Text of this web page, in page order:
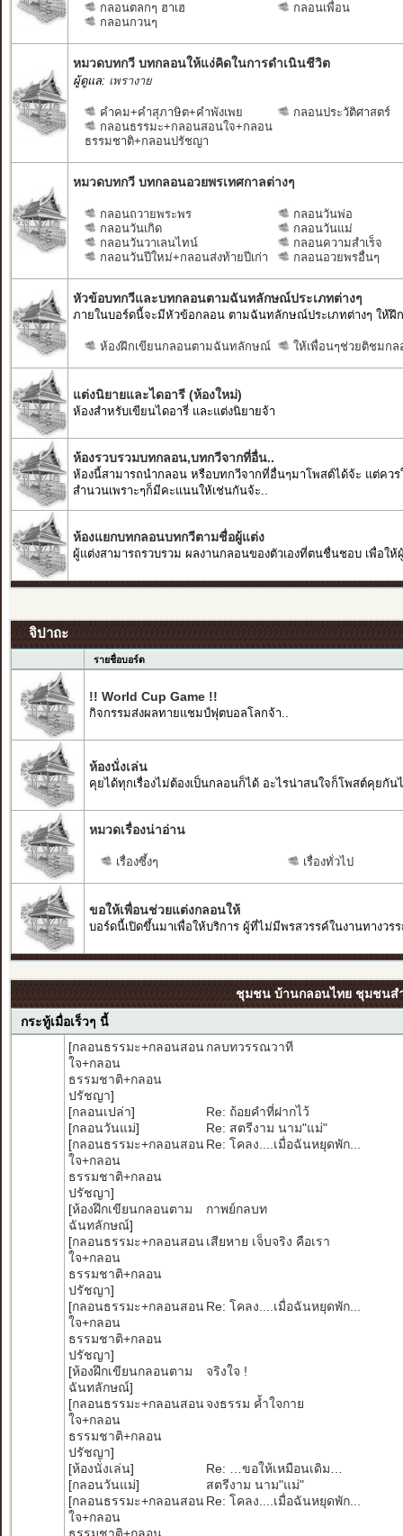
กลอนตลกๆ ฮาเฮ
กลอนกวนๆ
กลอนเพื่อน
หมวดบทกวี บทกลอนให้แง่คิดในการดำเนินชีวิต
ผู้ดูแล: เพรางาย
คำคม+คำสุภาษิต+คำพังเพย
กลอนธรรมะ+กลอนสอนใจ+กลอน
ธรรมชาติ+กลอนปรัชญา
กลอนประวัติศาสตร์
หมวดบทกวี บทกลอนอวยพรเทศกาลต่างๆ
กลอนถวายพระพร
กลอนวันเกิด
กลอนวันวาเลนไทน์
กลอนวันปีใหม่+กลอนส่งท้ายปีเก่า
กลอนวันพ่อ
กลอนวันแม่
กลอนความสำเร็จ
กลอนอวยพรอื่นๆ
หัวข้อบทกวีและบทกลอนตามฉันทลักษณ์ประเภทต่างๆ
ภายในบอร์ดนี้จะมีหัวข้อกลอน ตามฉันทลักษณ์ประเภทต่างๆ ให้ฝึ
ห้องฝึกเขียนกลอนตามฉันทลักษณ์ ให้เพื่อนๆช่วยติชมกล
แต่งนิยายและไดอารี (ห้องใหม่)
ห้องสำหรับเขียนไดอารี่ และแต่งนิยายจ้า
ห้องรวบรวมบทกลอน,บทกวีจากที่อื่น..
ห้องนี้สามารถนำกลอน หรือบทกวีจากที่อื่นๆมาโพสต์ได้จ้ะ แต่คว
สำนวนเพราะๆก็มีคะแนนให้เช่นกันจ้ะ..
ห้องแยกบทกลอนบทกวีตามชื่อผู้แต่ง
ผู้แต่งสามารถรวบรวม ผลงานกลอนของตัวเองที่ตนชื่นชอบ เพื่อให้
จิปาถะ
รายชื่อบอร์ด
!! World Cup Game !!
กิจกรรมส่งผลทายแชมป์ฟุตบอลโลกจ้า..
ห้องนั่งเล่น
คุยได้ทุกเรื่องไม่ต้องเป็นกลอนก็ได้ อะไรน่าสนใจก็โพสต์คุยกัน
หมวดเรื่องน่าอ่าน
เรื่องซึ้งๆ เรื่องทั่วไป
ขอให้เพื่อนช่วยแต่งกลอนให้
บอร์ดนี้เปิดขึ้นมาเพื่อให้บริการ ผู้ที่ไม่มีพรสวรรค์ในงานทางวร
ชุมชน บ้านกลอนไทย ชุมชนส
กระทู้เมื่อเร็วๆ นี้
[กลอนธรรมะ+กลอนสอน
ใจ+กลอน
ธรรมชาติ+กลอน
ปรัชญา]
กลบทวรรณวาที
[กลอนเปล่า]
Re: ถ้อยคำที่ฝากไว้
[กลอนวันแม่]
Re: สตรีงาม นาม"แม่"
[กลอนธรรมะ+กลอนสอน
ใจ+กลอน
ธรรมชาติ+กลอน
ปรัชญา]
Re: โคลง....เมื่อฉันหยุดพัก...
[ห้องฝึกเขียนกลอนตาม
ฉันทลักษณ์]
กาพย์กลบท
[กลอนธรรมะ+กลอนสอน
ใจ+กลอน
ธรรมชาติ+กลอน
ปรัชญา]
เสียหาย เจ็บจริง คือเรา
[กลอนธรรมะ+กลอนสอน
ใจ+กลอน
ธรรมชาติ+กลอน
ปรัชญา]
Re: โคลง....เมื่อฉันหยุดพัก...
[ห้องฝึกเขียนกลอนตาม
ฉันทลักษณ์]
จริงใจ !
[กลอนธรรมะ+กลอนสอน
ใจ+กลอน
ธรรมชาติ+กลอน
ปรัชญา]
จงธรรม ค้ำใจกาย
[ห้องนั่งเล่น]
Re: …ขอให้เหมือนเดิม…
[กลอนวันแม่]
สตรีงาม นาม"แม่"
[กลอนธรรมะ+กลอนสอน
ใจ+กลอน
ธรรมชาติ+กลอน
Re: โคลง....เมื่อฉันหยุดพัก...